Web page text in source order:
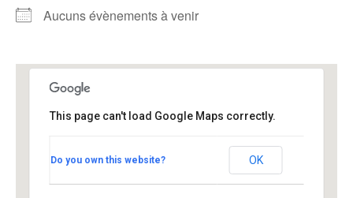
Aucuns évènements à venir
Place de la Cathédrale - Lausanne
Voir Évènements
This page can't load Google Maps correctly.
Do you own this website? OK